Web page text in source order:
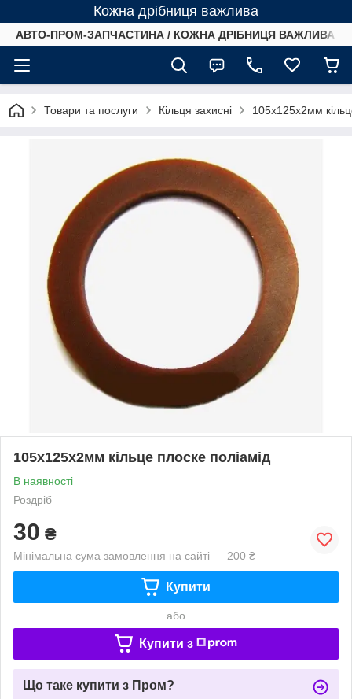
Кожна дрібниця важлива
АВТО-ПРОМ-ЗАПЧАСТИНА / КОЖНА ДРІБНИЦЯ ВАЖЛИВА /
Товари та послуги Кільця захисні 105х125х2мм
105х125х2мм кільце плоске поліамід
В наявності
Роздріб
30 ₴
Мінімальна сума замовлення на сайті — 200 ₴
Купити
або
Купити з
Що таке купити з Пром?